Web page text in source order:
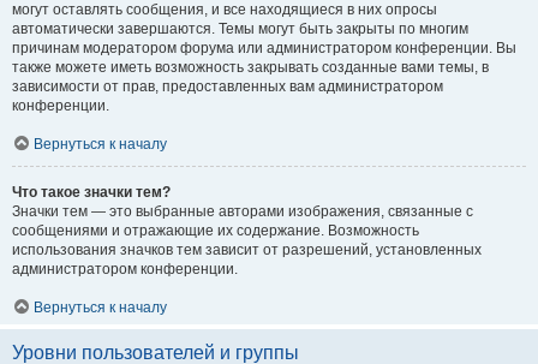
могут оставлять сообщения, и все находящиеся в них опросы
автоматически завершаются. Темы могут быть закрыты по многим
причинам модератором форума или администратором конференции. Вы
также можете иметь возможность закрывать созданные вами темы, в
зависимости от прав, предоставленных вам администратором
конференции.
Вернуться к началу
Что такое значки тем?
Значки тем — это выбранные авторами изображения, связанные с
сообщениями и отражающие их содержание. Возможность
использования значков тем зависит от разрешений, установленных
администратором конференции.
Вернуться к началу
Уровни пользователей и группы